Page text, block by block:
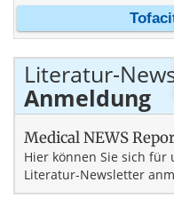
Literatur-
Anmeldung
Medical NEWS
Hier können Sie sich für
Literatur-Newsletter